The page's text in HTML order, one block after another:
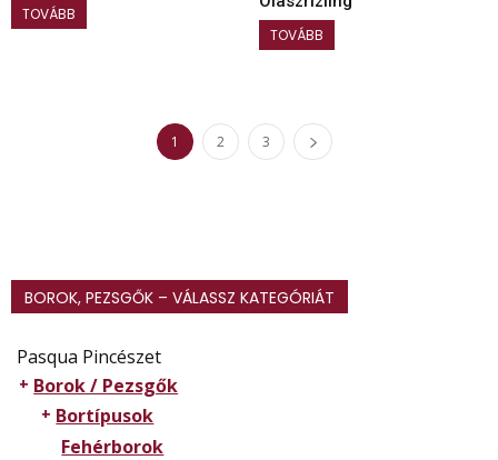
TOVÁBB
TOVÁBB
1 2 3
BOROK, PEZSGŐK – VÁLASSZ KATEGÓRIÁT
Pasqua Pincészet
Borok / Pezsgők
Bortípusok
Fehérborok